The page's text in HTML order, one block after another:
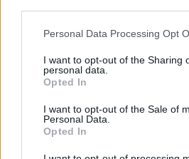
Personal Data Processing Opt
I want to opt-out of the Sharing
personal data.
Opted In
I want to opt-out of the Sale of
Personal Data.
Opted In